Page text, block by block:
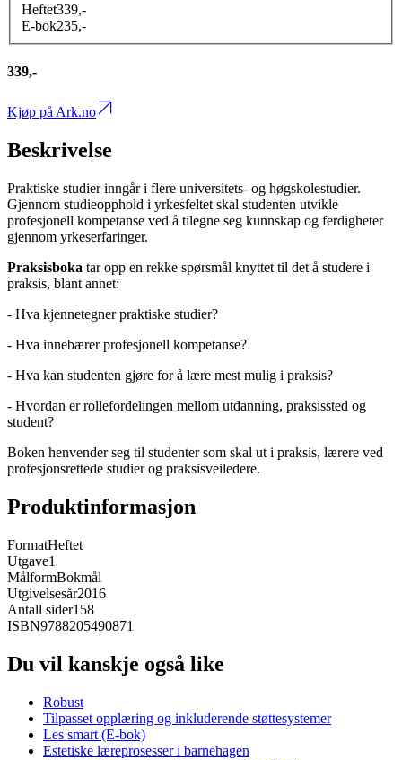
Heftet339,-
E-bok235,-
339,-
Kjøp på Ark.no
Beskrivelse
Praktiske studier inngår i flere universitets- og høgskolestudier.
Gjennom studieopphold i yrkesfeltet skal studenten utvikle
profesjonell kompetanse ved å tilegne seg kunnskap og ferdigheter
gjennom yrkeserfaringer.
Praksisboka tar opp en rekke spørsmål knyttet til det å studere i
praksis, blant annet:
- Hva kjennetegner praktiske studier?
- Hva innebærer profesjonell kompetanse?
- Hva kan studenten gjøre for å lære mest mulig i praksis?
- Hvordan er rollefordelingen mellom utdanning, praksissted og
student?
Boken henvender seg til studenter som skal ut i praksis, lærere ved
profesjonsrettede studier og praksisveiledere.
Produktinformasjon
FormatHeftet
Utgave1
MålformBokmål
Utgivelsesår2016
Antall sider158
ISBN9788205490871
Du vil kanskje også like
Robust
Tilpasset opplæring og inkluderende støttesystemer
Les smart (E-bok)
Estetiske læreprosesser i barnehagen